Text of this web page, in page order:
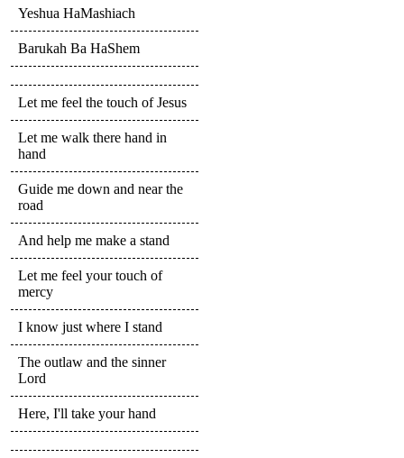
Yeshua HaMashiach
Barukah Ba HaShem
Let me feel the touch of Jesus
Let me walk there hand in
hand
Guide me down and near the
road
And help me make a stand
Let me feel your touch of
mercy
I know just where I stand
The outlaw and the sinner
Lord
Here, I'll take your hand